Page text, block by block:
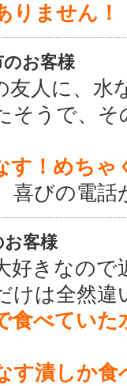
りません！
お客様
友人に、水
そうで、
す！めちゃ
喜びの電話
客様
好きなの
けは全然
食べていた
す漬しか食